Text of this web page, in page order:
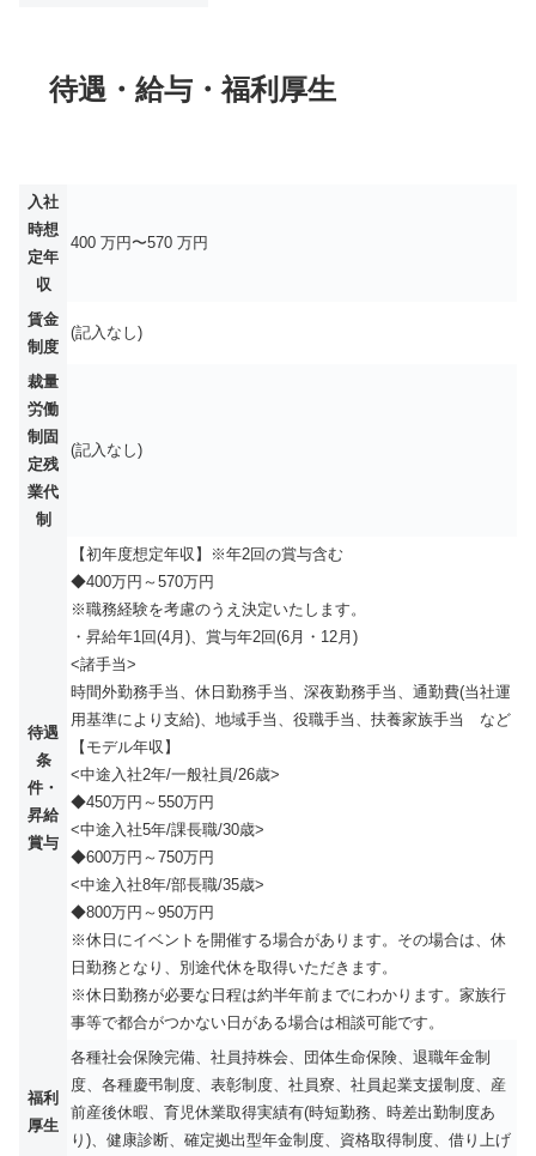
待遇・給与・福利厚生
入社
時想
定年
収
400 万円〜570 万円
賃金
制度
(記入なし)
裁量
労働
制固
定残
業代
制
(記入なし)
待遇
条
件・
昇給
賞与
【初年度想定年収】※年2回の賞与含む
◆400万円～570万円
※職務経験を考慮のうえ決定いたします。
・昇給年1回(4月)、賞与年2回(6月・12月)
<諸手当>
時間外勤務手当、休日勤務手当、深夜勤務手当、通勤費(当社運
用基準により支給)、地域手当、役職手当、扶養家族手当 など
【モデル年収】
<中途入社2年/一般社員/26歳>
◆450万円～550万円
<中途入社5年/課長職/30歳>
◆600万円～750万円
<中途入社8年/部長職/35歳>
◆800万円～950万円
※休日にイベントを開催する場合があります。その場合は、休
日勤務となり、別途代休を取得いただきます。
※休日勤務が必要な日程は約半年前までにわかります。家族行
事等で都合がつかない日がある場合は相談可能です。
福利
厚生
各種社会保険完備、社員持株会、団体生命保険、退職年金制
度、各種慶弔制度、表彰制度、社員寮、社員起業支援制度、産
前産後休暇、育児休業取得実績有(時短勤務、時差出勤制度あ
り)、健康診断、確定拠出型年金制度、資格取得制度、借り上げ